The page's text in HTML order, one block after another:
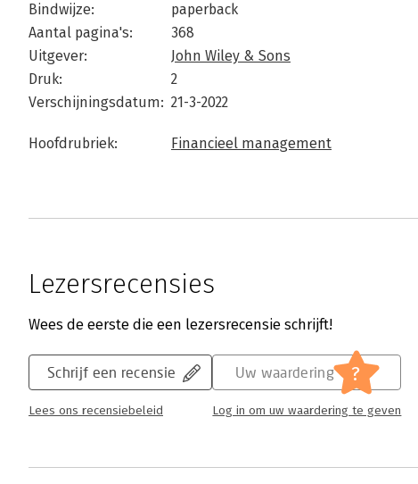
Bindwijze:
paperback
Aantal pagina's:
368
Uitgever:
John Wiley & Sons
Druk:
2
Verschijningsdatum: 21-3-2022
Hoofdrubriek: Financieel management
Lezersrecensies
Wees de eerste die een lezersrecensie schrijft!
Schrijf een recensie
Lees ons recensiebeleid
Uw waardering ?
Log in om uw waardering te geven